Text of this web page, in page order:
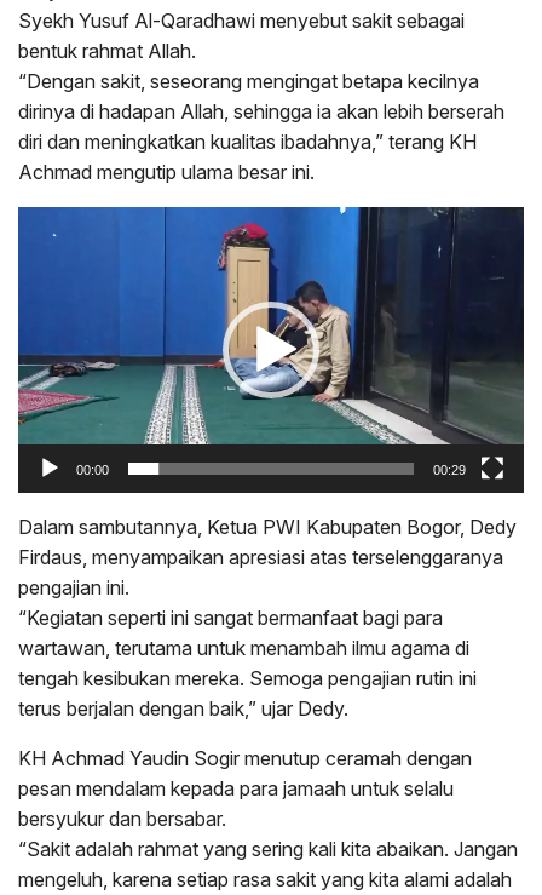
Syekh Yusuf Al-Qaradhawi menyebut sakit sebagai
bentuk rahmat Allah.
“Dengan sakit, seseorang mengingat betapa kecilnya
dirinya di hadapan Allah, sehingga ia akan lebih berserah
diri dan meningkatkan kualitas ibadahnya,” terang KH
Achmad mengutip ulama besar ini.
00:00 00:29
Dalam sambutannya, Ketua PWI Kabupaten Bogor, Dedy
Firdaus, menyampaikan apresiasi atas terselenggaranya
pengajian ini.
“Kegiatan seperti ini sangat bermanfaat bagi para
wartawan, terutama untuk menambah ilmu agama di
tengah kesibukan mereka. Semoga pengajian rutin ini
terus berjalan dengan baik,” ujar Dedy.
KH Achmad Yaudin Sogir menutup ceramah dengan
pesan mendalam kepada para jamaah untuk selalu
bersyukur dan bersabar.
“Sakit adalah rahmat yang sering kali kita abaikan. Jangan
mengeluh, karena setiap rasa sakit yang kita alami adalah